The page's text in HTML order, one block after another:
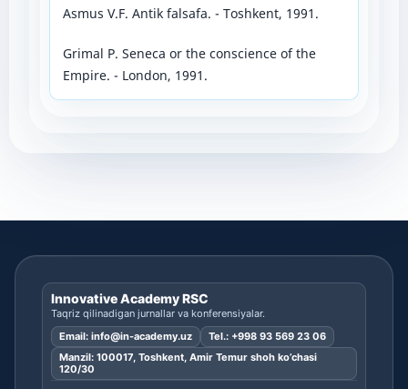
Asmus V.F. Antik falsafa. - Toshkent, 1991.
Grimal P. Seneca or the conscience of the
Empire. - London, 1991.
Innovative Academy RSC
Taqriz qilinadigan jurnallar va konferensiyalar.
Email: info@in-academy.uz Tel.: +998 93 569 23 06
Manzil: 100017, Toshkent, Amir Temur shoh ko’chasi
120/30